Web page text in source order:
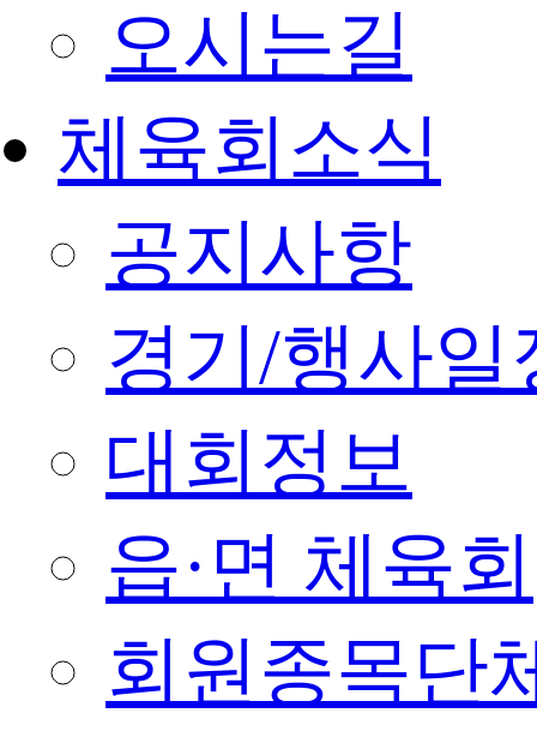
오시는길
체육회소식
공지사항
경기/행사일
대회정보
읍·면 체육회
회원종목단